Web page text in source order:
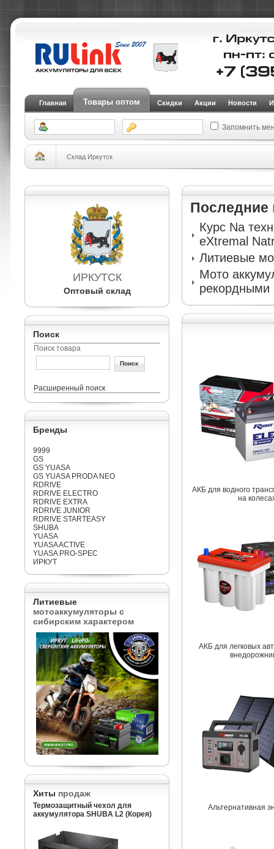
Главная Товары оптом Скидки Акции Новости
Запомнить
Склад Иркутск
ИРКУТСК
Оптовый склад
Поиск
Поиск товара
Расширенный поиск
Бренды
9999
GS
GS YUASA
GS YUASA PRODA NEO
RDRIVE
RDRIVE ELECTRO
RDRIVE EXTRA
RDRIVE JUNIOR
RDRIVE STARTEASY
SHUBA
YUASA
YUASA ACTIVE
YUASA PRO-SPEC
ИРКУТ
Литиевые
мотоаккумуляторы с
сибирским характером
Хиты продаж
Термозащитный чехол для
аккумулятора SHUBA L2 (Корея)
Последние
Курс Na
eXtremal
Литиевые
Мото
рекордными
АКБ для водного
на
АКБ для легковых
Альтернативная